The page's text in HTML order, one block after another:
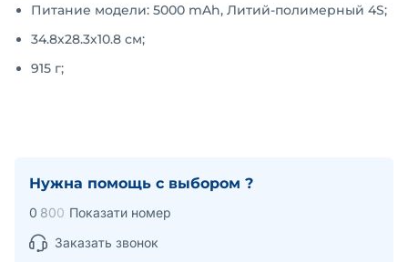
Питание модели: 5000 mAh, Литий-полимерный 4S;
34.8х28.3х10.8 см;
915 г;
Нужна помощь с выбором ?
0 800 Показати номер
Заказать звонок